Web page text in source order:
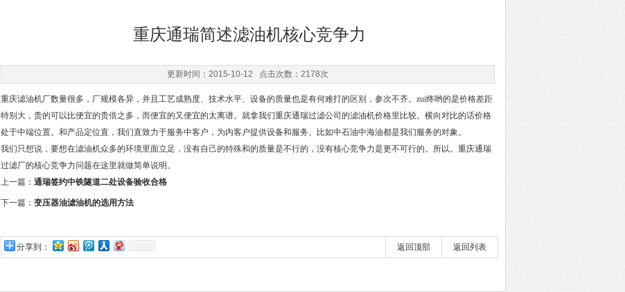
重庆通瑞简述滤油机核心竞争力
更新时间：2015-10-12 点击次数：2178次
重庆滤油机厂数量很多，厂规模各异，并且工艺成熟度、技术水平、设备的质量也是有何难打的区别，参次不齐。zui终哟的是价格差距
特别大，贵的可以比便宜的贵倍之多，而便宜的又便宜的太离谱。就拿我们重庆通瑞过滤公司的滤油机价格里比较。横向对比的话价格
处于中端位置。和产品定位直，我们直致力于服务中客户，为内客户提供设备和服务。比如中石油中海油都是我们服务的对象。
我们只想说，要想在滤油机众多的环境里面立足，没有自己的特殊和的质量是不行的，没有核心竞争力是更不可行的。所以。重庆通瑞
过滤厂的核心竞争力问题在这里就做简单说明。
上一篇： 通瑞签约中铁隧道二处设备验收合格
下一篇： 变压器油滤油机的选用方法
分享到： 返回列表
返回顶部